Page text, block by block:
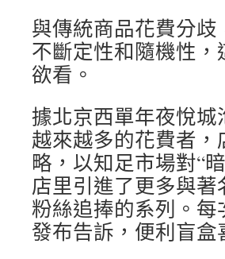
與傳統商品花費分
不斷定性和隨機性
欲看。
據北京西單年夜悅
越來越多的花費者
略，以知足市場對“
店里引進了更多與
粉絲追捧的系列。每
發布告訴，便利盲